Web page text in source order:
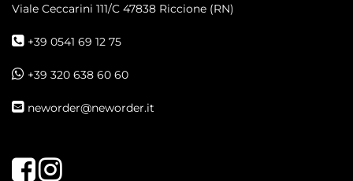
Viale Ceccarini 111/C 47838 Riccione (RN)
+39 0541 69 12 75
+39 320 638 60 60
neworder@neworder.it
FacebookInstagram